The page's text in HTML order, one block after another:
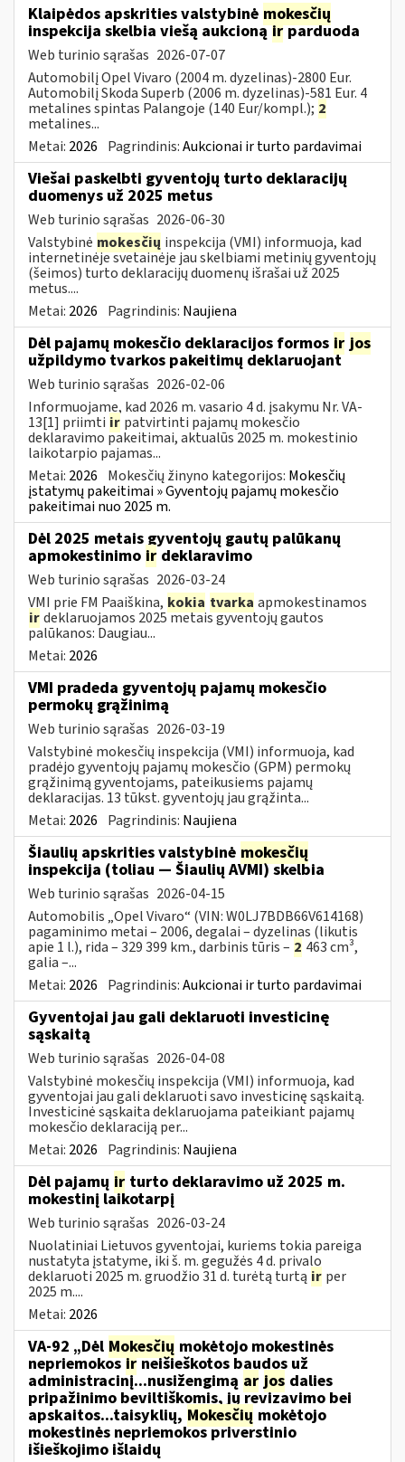
Klaipėdos apskrities valstybinė mokesčių
inspekcija skelbia viešą aukcionąirparduoda
Web turinio sąrašas 2026-07-07
Automobilį Opel Vivaro (2004 m. dyzelinas)-2800 Eur.
Automobilį Skoda Superb (2006 m. dyzelinas)-581 Eur. 4
metalines spintas Palangoje (140 Eur/kompl.); 2
metalines...
Metai: 2026 Pagrindinis:Aukcionai ir turto pardavimai
Viešai paskelbti gyventojų turto deklaracijų
duomenys už 2025 metus
Web turinio sąrašas 2026-06-30
Valstybinė mokesčių inspekcija (VMI) informuoja, kad
internetinėje svetainėje jau skelbiami metinių gyventojų
(šeimos) turto deklaracijų duomenų išrašai už 2025
metus....
Metai: 2026 Pagrindinis: Naujiena
Dėl pajamų mokesčio deklaracijos formos ir jos
užpildymo tvarkos pakeitimų deklaruojant
Web turinio sąrašas 2026-02-06
Informuojame, kad 2026 m. vasario 4 d. įsakymu Nr. VA-
13[1] priimti ir patvirtinti pajamų mokesčio
deklaravimo pakeitimai, aktualūs 2025 m. mokestinio
laikotarpio pajamas...
Metai: 2026 Mokesčių žinyno kategorijos: Mokesčių
įstatymų pakeitimai » Gyventojų pajamų mokesčio
pakeitimai nuo 2025 m.
Dėl 2025 metais gyventojų gautų palūkanų
apmokestinimo ir deklaravimo
Web turinio sąrašas 2026-03-24
VMI prie FM Paaiškina, kokia tvarka apmokestinamos
irdeklaruojamos 2025 metais gyventojų gautos
palūkanos: Daugiau...
Metai: 2026
VMI pradeda gyventojų pajamų mokesčio
permokų grąžinimą
Web turinio sąrašas 2026-03-19
Valstybinė mokesčių inspekcija (VMI) informuoja, kad
pradėjo gyventojų pajamų mokesčio (GPM) permokų
grąžinimą gyventojams, pateikusiems pajamų
deklaracijas. 13 tūkst. gyventojų jau grąžinta...
Metai: 2026 Pagrindinis: Naujiena
Šiaulių apskrities valstybinė mokesčių
inspekcija (toliau — Šiaulių AVMI) skelbia
Web turinio sąrašas 2026-04-15
Automobilis „Opel Vivaro“ (VIN: W0LJ7BDB66V614168)
pagaminimo metai – 2006, degalai – dyzelinas (likutis
apie 1 l.), rida – 329 399 km., darbinis tūris – 2 463 cm³,
galia –...
Metai: 2026 Pagrindinis:Aukcionai ir turto pardavimai
Gyventojai jau gali deklaruoti investicinę
sąskaitą
Web turinio sąrašas 2026-04-08
Valstybinė mokesčių inspekcija (VMI) informuoja, kad
gyventojai jau gali deklaruoti savo investicinę sąskaitą.
Investicinė sąskaita deklaruojama pateikiant pajamų
mokesčio deklaraciją per...
Metai: 2026 Pagrindinis: Naujiena
Dėl pajamų ir turto deklaravimo už 2025 m.
mokestinį laikotarpį
Web turinio sąrašas 2026-03-24
Nuolatiniai Lietuvos gyventojai, kuriems tokia pareiga
nustatyta įstatyme, iki š. m. gegužės 4 d. privalo
deklaruoti 2025 m. gruodžio 31 d. turėtą turtą ir per
2025 m....
Metai: 2026
VA-92 „Dėl Mokesčių mokėtojo mokestinės
nepriemokosirneišieškotos baudos už
administracinį...nusižengimą ar jos dalies
pripažinimo beviltiškomis, jų revizavimo bei
apskaitos...taisyklių, Mokesčių mokėtojo
mokestinės nepriemokos priverstinio
išieškojimo išlaidų